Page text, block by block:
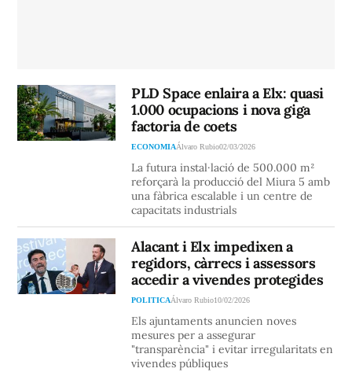
PLD Space enlaira a Elx: quasi
1.000 ocupacions i nova giga
factoria de coets
ECONOMIAÁlvaro Rubio02/03/2026
La futura instal·lació de 500.000 m²
reforçarà la producció del Miura 5 amb
una fàbrica escalable i un centre de
capacitats industrials
Alacant i Elx impedixen a
regidors, càrrecs i assessors
accedir a vivendes protegides
POLITICAÁlvaro Rubio10/02/2026
Els ajuntaments anuncien noves
mesures per a assegurar
"transparència" i evitar irregularitats en
vivendes públiques